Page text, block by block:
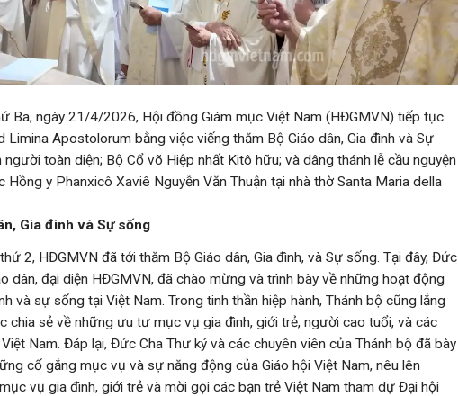
Ba, ngày 21/4/2026, Hội đồng Giám mục Việt Nam (HĐGMVN) tiếp tục
Limina Apostolorum bằng việc viếng thăm Bộ Giáo dân, Gia đình và Sự
toàn diện; Bộ Cổ võ Hiệp nhất Kitô hữu; và dâng thánh lễ cầu nguyện
y Phanxicô Xaviê Nguyễn Văn Thuận tại nhà thờ Santa Maria della
Gia đình và Sự sống
2, HĐGMVN đã tới thăm Bộ Giáo dân, Gia đình, và Sự sống. Tại đây, Đức
dân, đại diện HĐGMVN, đã chào mừng và trình bày về những hoạt động
và sự sống tại Việt Nam. Trong tinh thần hiệp hành, Thánh bộ cũng lắng
chia sẻ về những ưu tư mục vụ gia đình, giới trẻ, người cao tuổi, và các
Nam. Đáp lại, Đức Cha Thư ký và các chuyên viên của Thánh bộ đã bày
cố gắng mục vụ và sự năng động của Giáo hội Việt Nam, nêu lên
vụ gia đình, giới trẻ và mời gọi các bạn trẻ Việt Nam tham dự Đại hội